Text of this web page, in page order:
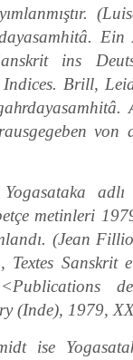
ins
Indices. Brill,
adlı
metinleri
(Jean
Sanskrit
(Inde), 1979,
ise